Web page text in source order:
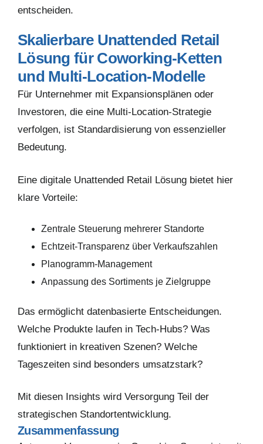
entscheiden.
Skalierbare Unattended Retail
Lösung für Coworking-Ketten
und Multi-Location-Modelle
Für Unternehmer mit Expansionsplänen oder
Investoren, die eine Multi-Location-Strategie
verfolgen, ist Standardisierung von essenzieller
Bedeutung.
Eine digitale Unattended Retail Lösung bietet hier
klare Vorteile:
Zentrale Steuerung mehrerer Standorte
Echtzeit-Transparenz über Verkaufszahlen
Planogramm-Management
Anpassung des Sortiments je Zielgruppe
Das ermöglicht datenbasierte Entscheidungen.
Welche Produkte laufen in Tech-Hubs? Was
funktioniert in kreativen Szenen? Welche
Tageszeiten sind besonders umsatzstark?
Mit diesen Insights wird Versorgung Teil der
strategischen Standortentwicklung.
Zusammenfassung